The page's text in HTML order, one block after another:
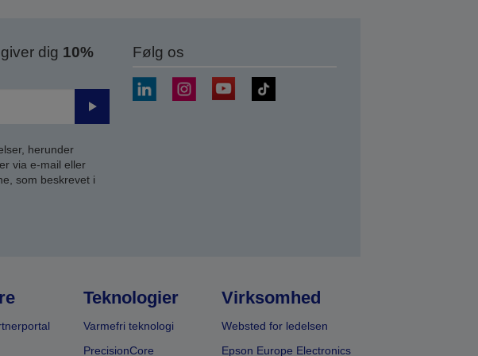
dig 10%
Send
herunder
via e-mail eller
som beskrevet i
Følg os
Teknologier
Varmefri teknologi
PrecisionCore
Virksomhed
Websted for ledelsen
Epson Europe Electronics